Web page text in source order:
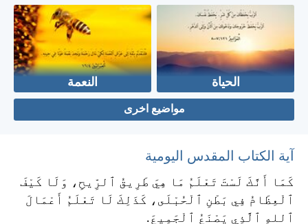
الحياة النعمة
مواضيع اخرى
آية الكتاب المقدس اليومية
كَمَا أَنَّكَ لَسْتَ تَعْلَمُ مَا هِيَ طَرِيقُ ٱلرِّيحِ، وَلَا كَيْفَ
ٱلْعِظَامُ فِي بَطْنِ ٱلْحُبْلَى، كَذَلِكَ لَا تَعْلَمُ أَعْمَالَ
ٱللهِ ٱلَّذِي يَصْنَعُ ٱلْجَمِيعَ.